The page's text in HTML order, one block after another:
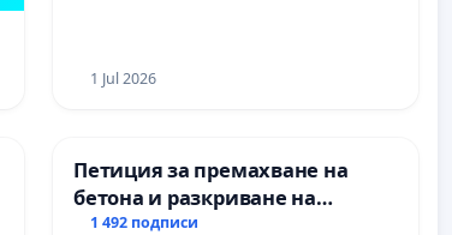
1 Jul 2026
Петиция за премахване на
бетона и разкриване на
античното сърце на
1 492 подписи